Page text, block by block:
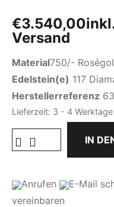
€3.540,00
Versand
Material750/-
Edelstein(e) 117
Herstellerreferenz
Lieferzeit: 3 - 4 Werktage
IN
Anrufen E-Mail
vereinbaren